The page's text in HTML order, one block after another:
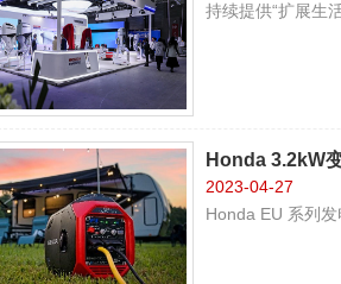
持续提供“扩展生
Honda 3.2kW
2023-04-27
Honda EU 系列